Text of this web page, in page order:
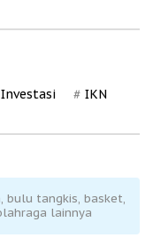
Investasi IKN
bulu tangkis, basket,
lainnya